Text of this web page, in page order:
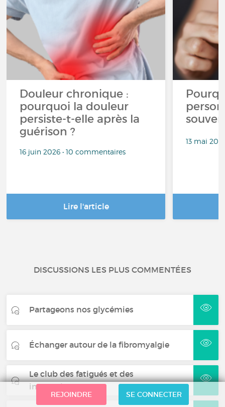
Douleur chronique :
pourquoi la douleur
persiste-t-elle après la
guérison ?
16 juin 2026 • 10 commentaires
Lire l'article
13 mai
DISCUSSIONS LES PLUS COMMENTÉES
Partageons nos glycémies
Échanger autour de la fibromyalgie
Le club des fatigués et des
insomniaques
REJOINDRE SE CONNECTER